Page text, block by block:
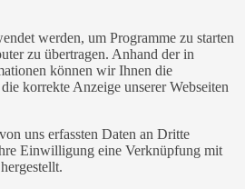
werden, um Programme zu starten
zu übertragen. Anhand der in
können wir Ihnen die
korrekte Anzeige unserer Webseiten
uns erfassten Daten an Dritte
Einwilligung eine Verknüpfung mit